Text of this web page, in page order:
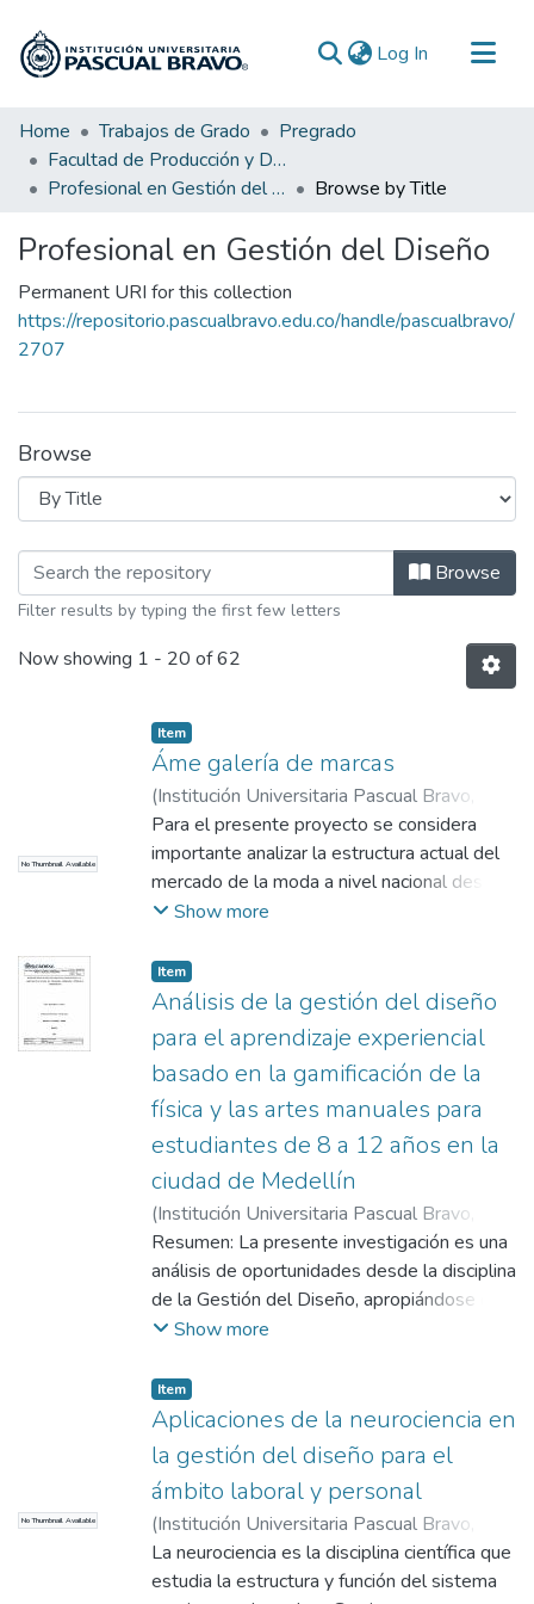
Log In (current)
Communities & Collections
All of DSpace
Home Trabajos de Grado
Pregrado
Facultad de Producción y Diseño
Profesional en Gestión del Diseño
Browse by Title
Profesional en Gestión del Diseño
Permanent URI for this collection
https://repositorio.pascualbravo.edu.co/handle/pascualbravo/
2707
Browse
Browsing Profesional en Gestión
Browse
Filter results by typing the first few letters
Now showing 1 - 20 of 62
No Thumbnail Available
Item
Áme galería de marcas
(Institución Universitaria Pascual Bravo
2023)González Cardona, Lady Johanna
Restrepo Henao, Nicolás
Para el presente proyecto se considera
importante analizar la estructura actual del
mercado de la moda a nivel nacional desde
diferentes perspectivas; por un lado, están
entorno a la moda a nivel nacional, la
participación y relevancia para las Mipymes
en dichos eventos y la relevancia de las
galerías de arte como promotoras del
sector de la moda.
Show more
Item
Análisis de la gestión del diseño
para el aprendizaje experiencial
basado en la gamificación de la
física y las artes manuales para
estudiantes de 8 a 12 años en la
ciudad de Medellín
(Institución Universitaria Pascual Bravo
2022)Marín Sánchez, María Manuela;
Echeverri Jaramillo, Angela María
Resumen: La presente investigación es una
análisis de oportunidades desde la disciplina
de la Gestión del Diseño, apropiándose del
pensamiento de diseño y sus maneras
primaria y básica secundaria; en este
ejercicio se generan sinergias con la
educación y diferentes experiencias, la
gamificación y la metodología STEAM, para
la creación de una página web con fines
educativos, que se realizó gracias a la
cocreación de docentes, estudiantes y una
gestora del diseño mediante entrevistas
Show more
No Thumbnail Available
Item
Aplicaciones de la neurociencia en
la gestión del diseño para el
ámbito laboral y personal
(Institución Universitaria Pascual Bravo
2025)Gómez Montoya, Maria Camila;Rozo
Granada, Elizabeth
La neurociencia es la disciplina científica que
estudia la estructura y función del sistema